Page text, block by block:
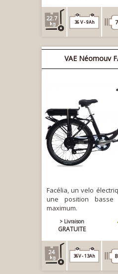
22.7
36 V - 9Ah
VAE Néomouv
Facélia, un velo
une position
maximum.
> Livraison
GRATUITE
24
36V - 13Ah